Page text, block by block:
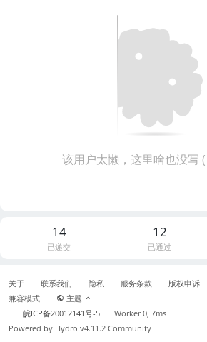
该用户太懒，这里啥也没写
14
已递交
12
已通过
关于 联系我们 隐私 服务条款 版权申诉
兼容模式
主题
皖ICP备20012141号-5
Worker 0, 7ms
Powered by Hydro v4.11.2 Community